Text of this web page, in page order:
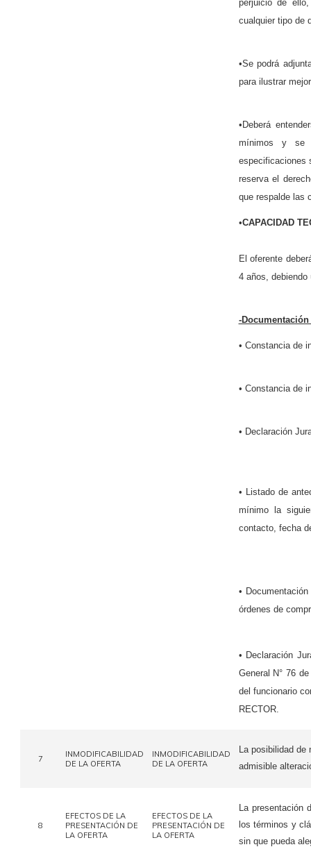
perjuicio de
cualquier tipo de
•Se podrá
para ilustrar
•Deberá
mínimos y se
especificaciones
reserva el
que respalde las
•CAPACIDAD
El oferente
4 años,
-
• Constancia de
• Constancia de
• Declaración
• Listado de
mínimo la
contacto, fecha
•
órdenes de
• Declaración
General N° 76
del funcionario
RECTOR.
7
INMODIFICABILIDAD
DE LA OFERTA
INMODIFICABILIDAD
DE LA OFERTA
La posibilidad
admisible
8
EFECTOS DE LA
PRESENTACIÓN DE
LA OFERTA
EFECTOS DE LA
PRESENTACIÓN DE
LA OFERTA
La presentación
los términos y
sin que pueda